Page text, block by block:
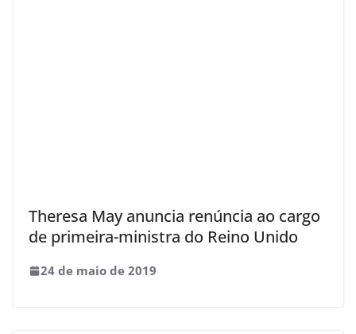
Theresa May anuncia renúncia ao cargo
de primeira-ministra do Reino Unido
24 de maio de 2019